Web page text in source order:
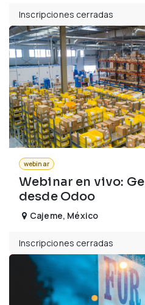
Inscripciones cerradas
webinar
Webinar en vivo:
desde Odoo
Cajeme, México
Inscripciones cerradas